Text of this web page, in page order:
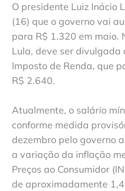
O presidente Luiz Inácio
(16) que o governo vai
para R$ 1.320 em maio.
Lula, deve ser divulgada
Imposto de Renda, que
R$ 2.640.
Atualmente, o salário
conforme medida
dezembro pelo governo
a variação da inflação
Preços ao Consumidor
de aproximadamente